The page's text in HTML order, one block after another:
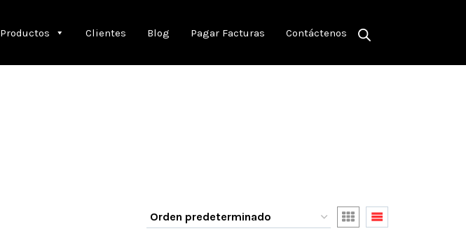
Productos Clientes Blog Pagar Facturas Contáctenos